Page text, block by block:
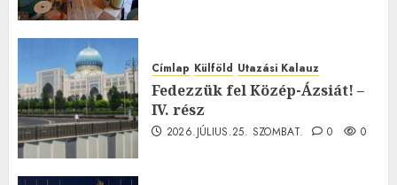
Címlap Külföld Utazási Kalauz
Fedezzük fel Közép-Ázsiát! –
IV. rész
2026.JÚLIUS.25. SZOMBAT. 0 0